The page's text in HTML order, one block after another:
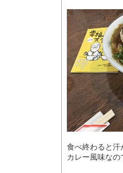
食べ終わると汗
カレー風味な